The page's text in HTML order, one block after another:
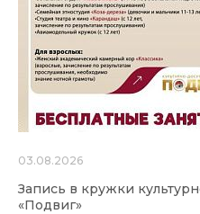
03.08.2026
Запись в кружки
«Подвиг»